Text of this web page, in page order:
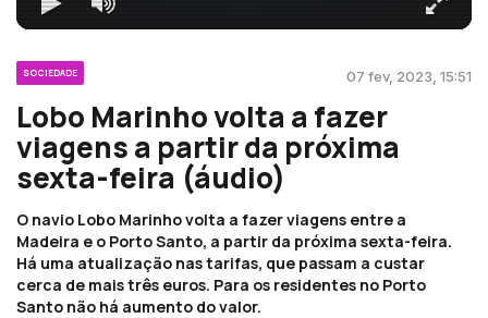
SOCIEDADE 07 fev, 2023, 15:51
Lobo Marinho volta a fazer
viagens a partir da próxima
sexta-feira (áudio)
O navio Lobo Marinho volta a fazer viagens entre a
Madeira e o Porto Santo, a partir da próxima sexta-feira.
Há uma atualização nas tarifas, que passam a custar
cerca de mais três euros. Para os residentes no Porto
Santo não há aumento do valor.